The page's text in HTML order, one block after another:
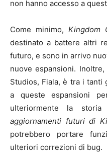
non hanno accesso a
Come minimo, Kingdom
destinato a battere altri
futuro, e sono in arrivo
nuove espansioni.
Studios, Fiala, è tra i tanti
a queste espansioni
ulteriormente la
aggiornamenti futuri di
potrebbero portare
ulteriori correzioni di bug.